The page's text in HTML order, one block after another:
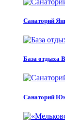
Санаторий
База отдыха
Санаторий